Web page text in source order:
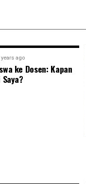
years ago
ke Dosen: Kapan